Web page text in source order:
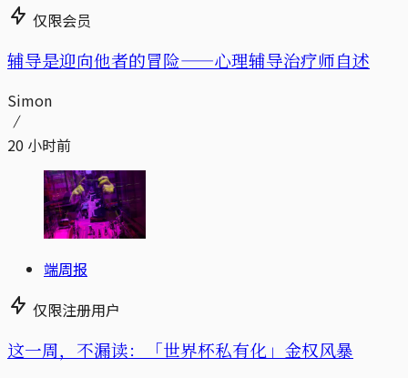
仅限会员
辅导是迎向他者的冒险——心理辅导治疗师自述
Simon
20 小时前
端周报
仅限注册用户
这一周，不漏读：「世界杯私有化」金权风暴